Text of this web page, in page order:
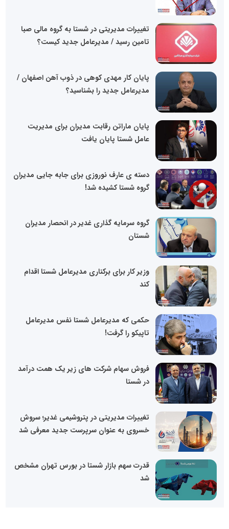
تغییرات مدیریتی در شستا به گروه مالی صبا
تامین رسید / مدیرعامل جدید کیست؟
پایان کار مهدی کوهی در ذوب آهن اصفهان /
مدیرعامل جدید را بشناسید؟
پایان ماراتن رقابت مدیران برای مدیریت
عامل شستا پایان یافت
دسته ی عارف نوروزی برای جابه جایی مدیران
گروه شستا کشیده شد!
گروه سرمایه گذاری غدیر در انحصار مدیران
شستان
وزیر کار برای برکناری مدیرعامل شستا اقدام
کند
حکمی که مدیرعامل شستا نفس مدیرعامل
تاپیکو را گرفت!
فروش سهام شرکت های زیر یک همت درآمد
در شستا
تغییرات مدیریتی در پتروشیمی غدیر؛ سروش
خسروی به عنوان سرپرست جدید معرفی شد
قدرت سهم بازار شستا در بورس تهران مشخص
شد